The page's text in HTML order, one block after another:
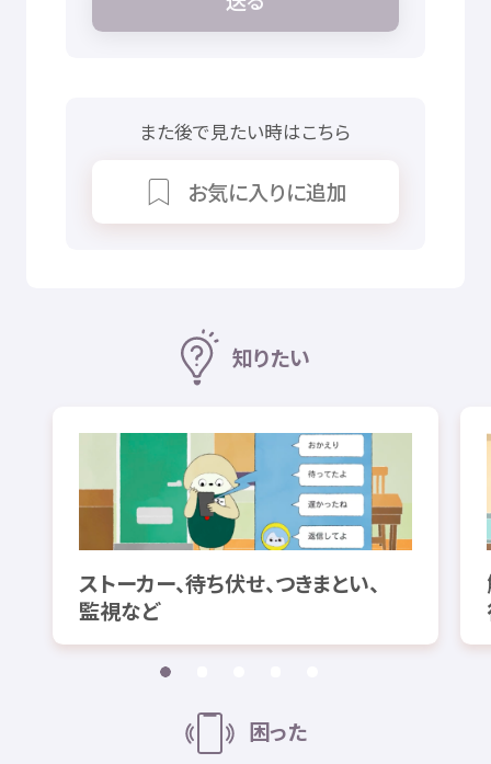
また後で見たい時はこちら
お気に入りに追加
知りたい
ストーカー、待ち伏せ、つきまとい、
監視など
困った